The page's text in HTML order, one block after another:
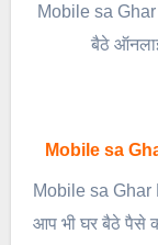
Mobile sa
बैठे
Mobile sa
Mobile sa Ghar
आप भी घर बैठे पैसे